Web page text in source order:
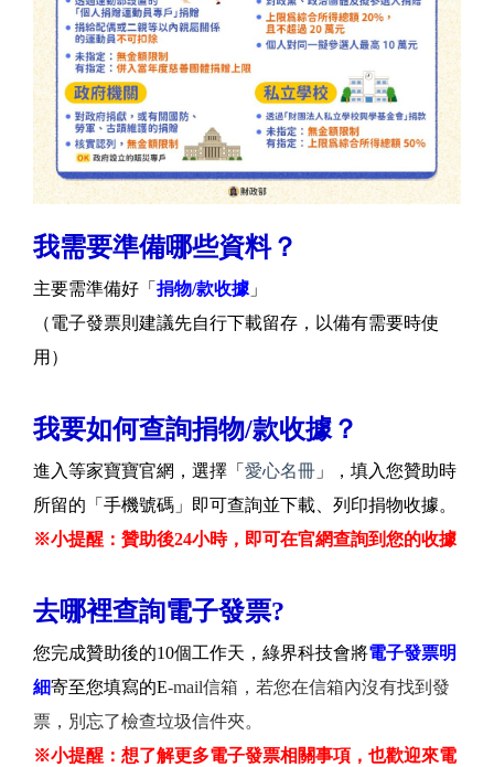
我需要準備哪些資料？
主要需準備好「 捐物/款收據 」
（電子發票則建議先自行下載留存，以備有需要時使
用）
我要如何查詢捐物/款收據？
進入等家寶寶官網，選擇「 愛心名冊 」，填入您贊助時
所留的「手機號碼」即可查詢並下載、列印捐物收據。
※小提醒：贊助後24小時，即可在官網查詢到您的收據
去哪裡查詢電子發票?
您完成贊助後的10個工作天，綠界科技會將電子發票明
細寄至您填寫的E-mail信箱，若您在信箱內沒有找到發
票，別忘了檢查垃圾信件夾。
※小提醒：想了解更多電子發票相關事項，也歡迎來電